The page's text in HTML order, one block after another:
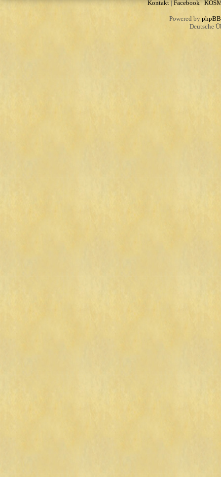
Kontakt| Facebook|
Powered by phpBB
Deutsche